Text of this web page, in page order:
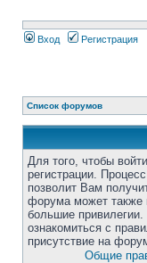
Вход Регистрация
Список форумов
Для того, чтобы
регистрации.
позволит Вам
форума может также
большие
ознакомиться с
присутствие на
Общие